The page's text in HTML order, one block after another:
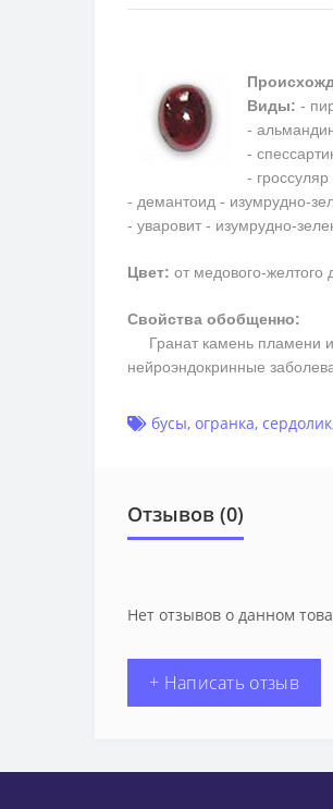
Виды: -
-
-
-
- демантоид - изумрудно-
- уваровит - изумрудно-
Цвет: от медового-желтого
Свойства обобщенно:
Гранат камень пламени и
нейроэндокринные
бусы, огранка, сердолик
Отзывов (0)
Нет отзывов о данном
+ Написать отзыв